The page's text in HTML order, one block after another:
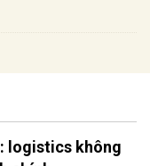
logistics không